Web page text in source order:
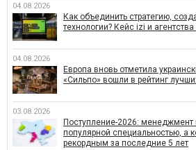
04.08.2026
Как объединить стратегию,
технологии? Кейс izi и агентства
04.08.2026
Европа вновь отметила
«Сильпо» вошли в рейтинг
03.08.2026
Поступление-2026: менеджмент
популярной специальностью, а
рекордным за последние 5 лет